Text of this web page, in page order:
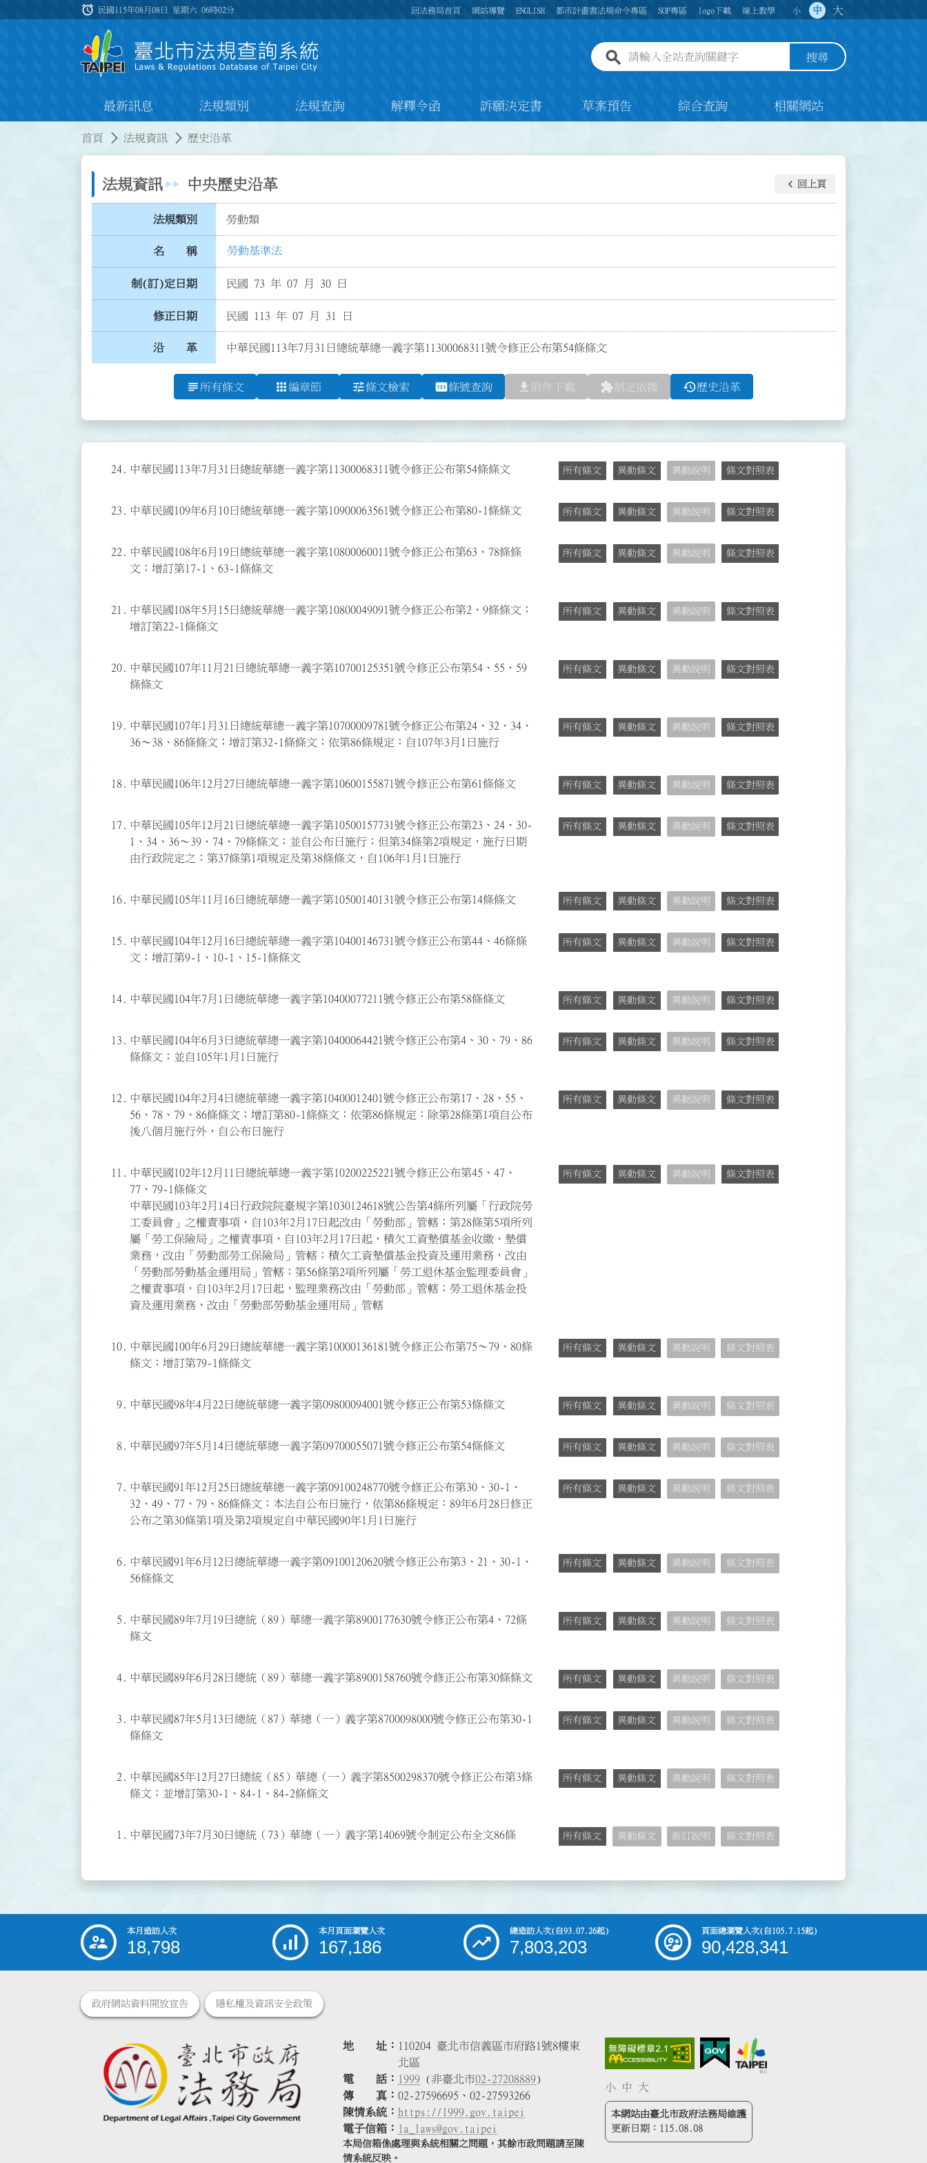
:::
alarm 民國115年08月08日 星期六06時02分 回法務局首頁 網站導覽 ENGLISH 都市計畫書法規命令專區 SOP專區 logo下載 線上教學 小 中 大
全站查詢關鍵字欄位 搜尋
最新訊息 法規類別 法規查詢 解釋令函 訴願決定書 草案預告 綜合查詢 相關網站
首頁 法規資訊 歷史沿革
法規資訊 中央歷史沿革 keyboard_arrow_left 回上頁
法規類別 勞動類
名 稱 勞動基準法
制(訂)定日期 民國 73 年 07 月 30 日
修正日期 民國 113 年 07 月 31 日
沿 革 中華民國113年7月31日總統華總一義字第11300068311號令修正公布第54條條文
subject 所有條文 apps 編章節 tune條文檢索 pin條號查詢 file_download 附件下載 extension制定依據 history歷史沿革
24. 中華民國113年7月31日總統華總一義字第11300068311號令修正公布第54條條文 所有條文 異動條文 異動說明 條文對照表
23. 中華民國109年6月10日總統華總一義字第10900063561號令修正公布第80-1條條文 所有條文 異動條文 異動說明 條文對照表
22.
中華民國108年6月19日總統華總一義字第10800060011號令修正公布第63、78條條
文；增訂第17-1、63-1條條文
所有條文 異動條文 異動說明 條文對照表
21.
中華民國108年5月15日總統華總一義字第10800049091號令修正公布第2、9條條文；
增訂第22-1條條文
所有條文 異動條文 異動說明 條文對照表
20.
中華民國107年11月21日總統華總一義字第10700125351號令修正公布第54、55、59
條條文
所有條文 異動條文 異動說明 條文對照表
19.
中華民國107年1月31日總統華總一義字第10700009781號令修正公布第24、32、34、
36～38、86條條文；增訂第32-1條條文；依第86條規定：自107年3月1日施行
所有條文 異動條文 異動說明 條文對照表
18. 中華民國106年12月27日總統華總一義字第10600155871號令修正公布第61條條文 所有條文 異動條文 異動說明 條文對照表
17.
中華民國105年12月21日總統華總一義字第10500157731號令修正公布第23、24、30-
1、34、36～39、74、79條條文；並自公布日施行；但第34條第2項規定，施行日期
由行政院定之；第37條第1項規定及第38條條文，自106年1月1日施行
所有條文 異動條文 異動說明 條文對照表
16. 中華民國105年11月16日總統華總一義字第10500140131號令修正公布第14條條文 所有條文 異動條文 異動說明 條文對照表
15.
中華民國104年12月16日總統華總一義字第10400146731號令修正公布第44、46條條
文；增訂第9-1、10-1、15-1條條文
所有條文 異動條文 異動說明 條文對照表
14. 中華民國104年7月1日總統華總一義字第10400077211號令修正公布第58條條文 所有條文 異動條文 異動說明 條文對照表
13.
中華民國104年6月3日總統華總一義字第10400064421號令修正公布第4、30、79、86
條條文；並自105年1月1日施行
所有條文 異動條文 異動說明 條文對照表
12.
中華民國104年2月4日總統華總一義字第10400012401號令修正公布第17、28、55、
56、78、79、86條條文；增訂第80-1條條文；依第86條規定：除第28條第1項自公布
後八個月施行外，自公布日施行
所有條文 異動條文 異動說明 條文對照表
11.
中華民國102年12月11日總統華總一義字第10200225221號令修正公布第45、47、
77、79-1條條文
中華民國103年2月14日行政院院臺規字第1030124618號公告第4條所列屬「行政院勞
工委員會」之權責事項，自103年2月17日起改由「勞動部」管轄；第28條第5項所列
屬「勞工保險局」之權責事項，自103年2月17日起，積欠工資墊償基金收繳、墊償
業務，改由「勞動部勞工保險局」管轄；積欠工資墊償基金投資及運用業務，改由
「勞動部勞動基金運用局」管轄；第56條第2項所列屬「勞工退休基金監理委員會」
之權責事項，自103年2月17日起，監理業務改由「勞動部」管轄；勞工退休基金投
資及運用業務，改由「勞動部勞動基金運用局」管轄
所有條文 異動條文 異動說明 條文對照表
10.
中華民國100年6月29日總統華總一義字第10000136181號令修正公布第75～79、80條
條文；增訂第79-1條條文
所有條文 異動條文 異動說明 條文對照表
9. 中華民國98年4月22日總統華總一義字第09800094001號令修正公布第53條條文 所有條文 異動條文 異動說明 條文對照表
8. 中華民國97年5月14日總統華總一義字第09700055071號令修正公布第54條條文 所有條文 異動條文 異動說明 條文對照表
7.
中華民國91年12月25日總統華總一義字第09100248770號令修正公布第30、30-1、
32、49、77、79、86條條文；本法自公布日施行，依第86條規定：89年6月28日修正
公布之第30條第1項及第2項規定自中華民國90年1月1日施行
所有條文 異動條文 異動說明 條文對照表
6.
中華民國91年6月12日總統華總一義字第09100120620號令修正公布第3、21、30-1、
56條條文
所有條文 異動條文 異動說明 條文對照表
5.
中華民國89年7月19日總統（89）華總一義字第8900177630號令修正公布第4、72條
條文
所有條文 異動條文 異動說明 條文對照表
4. 中華民國89年6月28日總統（89）華總一義字第8900158760號令修正公布第30條條文 所有條文 異動條文 異動說明 條文對照表
3.
中華民國87年5月13日總統（87）華總（一）義字第8700098000號令修正公布第30-1
條條文
所有條文 異動條文 異動說明 條文對照表
2.
中華民國85年12月27日總統（85）華總（一）義字第8500298370號令修正公布第3條
條文；並增訂第30-1、84-1、84-2條條文
所有條文 異動條文 異動說明 條文對照表
1. 中華民國73年7月30日總統（73）華總（一）義字第14069號令制定公布全文86條 所有條文 異動條文 新訂說明 條文對照表
::: 本月造訪人次
18,798
本月頁面瀏覽人次
167,186
總造訪人次(自93.07.26起)
7,803,203
頁面總瀏覽人次(自105.7.15起)
90,428,341
政府網站資料開放宣告 隱私權及資訊安全政策
地 址
110204 臺北市信義區市府路1號8樓東
北區
電 話
1999 (非臺北市02-27208889)
傳 真
02-27596695、02-27593266
陳情系統
https://1999.gov.taipei
電子信箱
la_laws@gov.taipei
本局信箱係處理與系統相關之問題，其餘市政問題請至陳
情系統反映。
小 中 大
本網站由臺北市政府法務局維護
更新日期： 115.08.08